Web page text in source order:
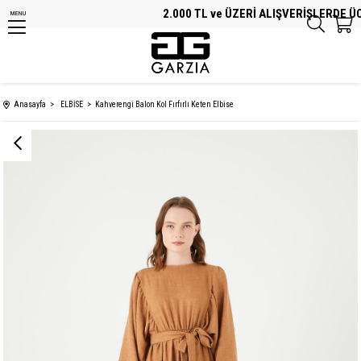
2.000 TL ve ÜZERİ ALIŞVERİŞLERDE
MENU
Anasayfa ELBİSE Kahverengi Balon Kol Fırfırlı Keten Elbise